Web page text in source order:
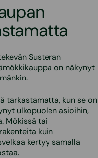
Susteran
on näkynyt
tarkastamatta, kun se on
ulkopuolen asioihin,
Mökissä tai
kuin
kertyy samalla